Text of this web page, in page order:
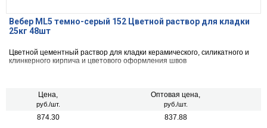
Вебер ML5 темно-серый 152 Цветной раствор для кладки
25кг 48шт
Цветной цементный раствор для кладки керамического, силикатного и
клинкерного кирпича и цветового оформления швов
Цена,
руб./шт.
Оптовая цена,
руб./шт.
874.30 837.88